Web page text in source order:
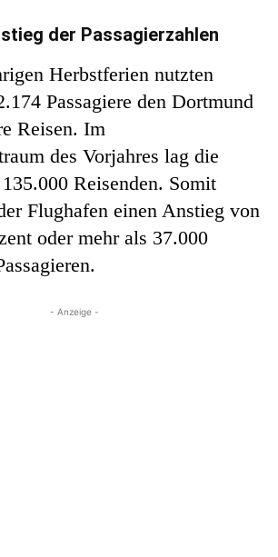
der Passagierzahlen
Herbstferien nutzten
Passagiere den Dortmund
Reisen. Im
des Vorjahres lag die
Reisenden. Somit
Flughafen einen Anstieg von
oder mehr als 37.000
- Anzeige -